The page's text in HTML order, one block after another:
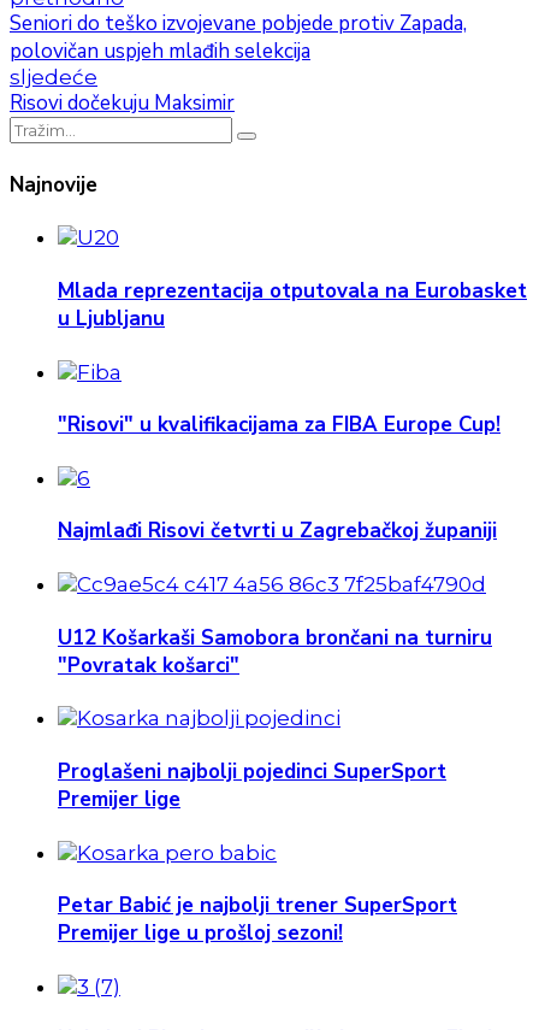
Seniori do teško izvojevane pobjede protiv Zapada,
polovičan uspjeh mlađih selekcija
sljedeće
Risovi dočekuju Maksimir
Najnovije
Mlada reprezentacija otputovala na Eurobasket
u Ljubljanu
"Risovi" u kvalifikacijama za FIBA Europe Cup!
Najmlađi Risovi četvrti u Zagrebačkoj županiji
U12 Košarkaši Samobora brončani na turniru
"Povratak košarci"
Proglašeni najbolji pojedinci SuperSport
Premijer lige
Petar Babić je najbolji trener SuperSport
Premijer lige u prošloj sezoni!